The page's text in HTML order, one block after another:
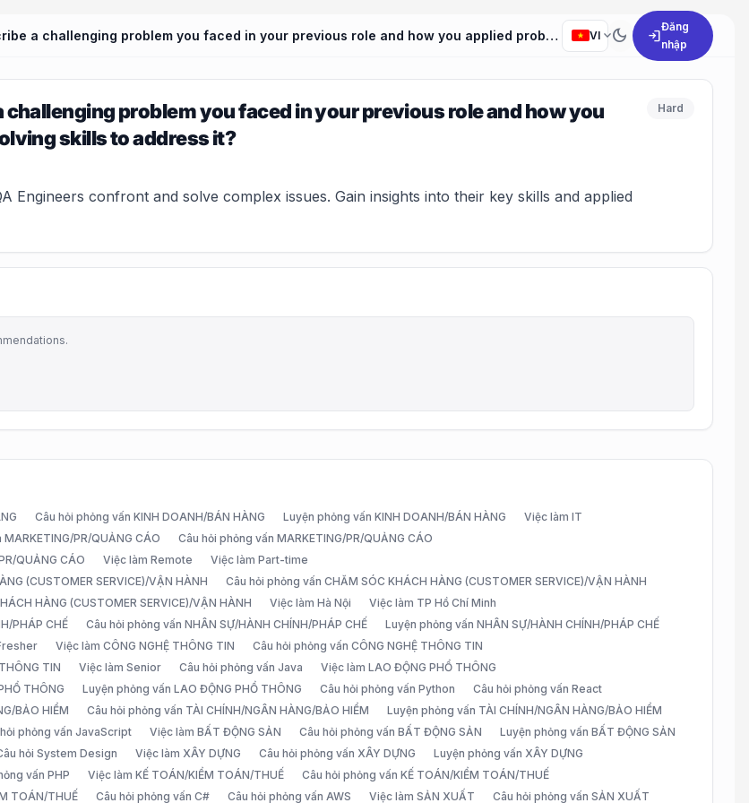
Can you describe a challenging problem you faced in your previous role and how you applied problem-solving skills to address it? VI expand_moredark_mode login
Đăng
nhập
challenging problem you faced in your previous role and how you
skills to address it?
Hard
Engineers confront and solve complex issues. Gain insights into their key skills and applied
Câu hỏi phỏng vấn KINH DOANH/BÁN HÀNG Luyện phỏng vấn KINH DOANH/BÁN HÀNG
Việc làm IT
MARKETING/PR/QUẢNG CÁO
Câu hỏi phỏng vấn MARKETING/PR/QUẢNG CÁO
QUẢNG CÁO
Việc làm Remote
Việc làm Part-time
(CUSTOMER SERVICE)/VẬN HÀNH
Câu hỏi phỏng vấn CHĂM SÓC KHÁCH HÀNG (CUSTOMER SERVICE)/VẬN HÀNH
HÀNG (CUSTOMER SERVICE)/VẬN HÀNH
Việc làm Hà Nội
Việc làm TP Hồ Chí Minh
PHÁP CHẾ
Câu hỏi phỏng vấn NHÂN SỰ/HÀNH CHÍNH/PHÁP CHẾ
Luyện phỏng vấn NHÂN SỰ/HÀNH CHÍNH/PHÁP CHẾ
Việc làm CÔNG NGHỆ THÔNG TIN
Câu hỏi phỏng vấn CÔNG NGHỆ THÔNG TIN
TIN
Việc làm Senior Câu hỏi phỏng vấn Java
Việc làm LAO ĐỘNG PHỔ THÔNG
THÔNG
Luyện phỏng vấn LAO ĐỘNG PHỔ THÔNG Câu hỏi phỏng vấn Python
Câu hỏi phỏng vấn React
BẢO HIỂM
Câu hỏi phỏng vấn TÀI CHÍNH/NGÂN HÀNG/BẢO HIỂM
Luyện phỏng vấn TÀI CHÍNH/NGÂN HÀNG/BẢO HIỂM
phỏng vấn JavaScript Việc làm BẤT ĐỘNG SẢN Câu hỏi phỏng vấn BẤT ĐỘNG SẢN
Luyện phỏng vấn BẤT ĐỘNG SẢN
hỏi System Design Việc làm XÂY DỰNG Câu hỏi phỏng vấn XÂY DỰNG
Luyện phỏng vấn XÂY DỰNG
vấn PHP Việc làm KẾ TOÁN/KIỂM TOÁN/THUẾ
Câu hỏi phỏng vấn KẾ TOÁN/KIỂM TOÁN/THUẾ
TOÁN/THUẾ
Câu hỏi phỏng vấn C# Câu hỏi phỏng vấn AWS Việc làm SẢN XUẤT Câu hỏi phỏng vấn SẢN XUẤT